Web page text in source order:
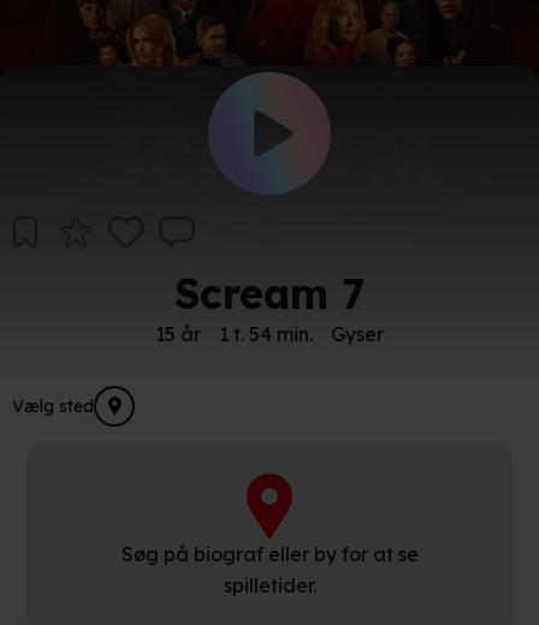
Scream 7
15 år 1 t. 54 min. Gyser
Vælg sted
Søg på biograf eller by for at se
spilletider.